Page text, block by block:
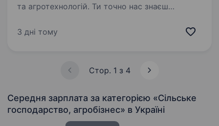
та агротехнологій. Ти точно нас знаєш
Ряба Апетитна», «Бащинський», «Легко!»,
3 дні тому
Стор. 1 з 4
Середня зарплата за категорією «Сільське
господарство, агробізнес» в Україні